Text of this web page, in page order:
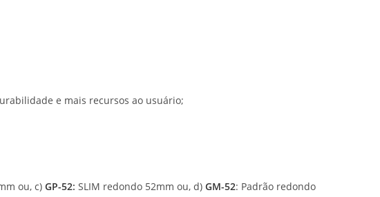
e mais recursos ao usuário;
ou, c) GP-52: SLIM redondo 52mm ou, d) GM-52: Padrão redondo